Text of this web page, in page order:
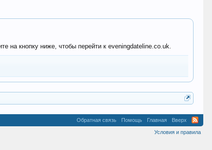
на кнопку ниже, чтобы перейти к eveningdateline.co.uk.
Обратная связь Помощь Главная Вверх
Условия и правила